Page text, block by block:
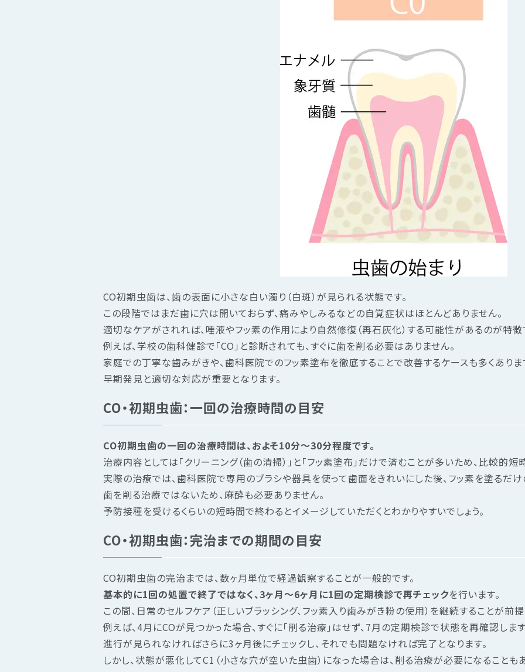
CO初期虫歯は、歯の表面に小さな白い濁り（白斑）が見られる状態です。
この段階ではまだ歯に穴は開いておらず、痛みやしみるなどの自覚症状はほとんどありません。
適切なケアがされれば、唾液やフッ素の作用により自然修復（再石灰化）する可能性があるのが特徴
例えば、学校の歯科健診で「CO」と診断されても、すぐに歯を削る必要はありません。
家庭での丁寧な歯みがきや、歯科医院でのフッ素塗布を徹底することで改善するケースも多くありま
早期発見と適切な対応が重要となります。
CO・初期虫歯：一回の治療時間の目安
CO初期虫歯の一回の治療時間は、およそ10分〜30分程度です。
治療内容としては「クリーニング（歯の清掃）」と「フッ素塗布」だけで済むことが多いため、比較的短
実際の治療では、歯科医院で専用のブラシや器具を使って歯面をきれいにした後、フッ素を塗るだ
歯を削る治療ではないため、麻酔も必要ありません。
予防接種を受けるくらいの短時間で終わるとイメージしていただくとわかりやすいでしょう。
CO・初期虫歯：完治までの期間の目安
CO初期虫歯の完治までは、数ヶ月単位で経過観察することが一般的です。
基本的に1回の処置で終了ではなく、3ヶ月～6ヶ月に1回の定期検診で再チェックを行います。
この間、日常のセルフケア（正しいブラッシング、フッ素入り歯みがき粉の使用）を継続することが前提
例えば、4月にCOが見つかった場合、すぐに「削る治療」はせず、7月の定期検診で状態を再確認します
進行が見られなければさらに3ヶ月後にチェックし、それでも問題なければ完了となります。
しかし、状態が悪化してC1（小さな穴が空いた虫歯）になった場合は、削る治療が必要になることも